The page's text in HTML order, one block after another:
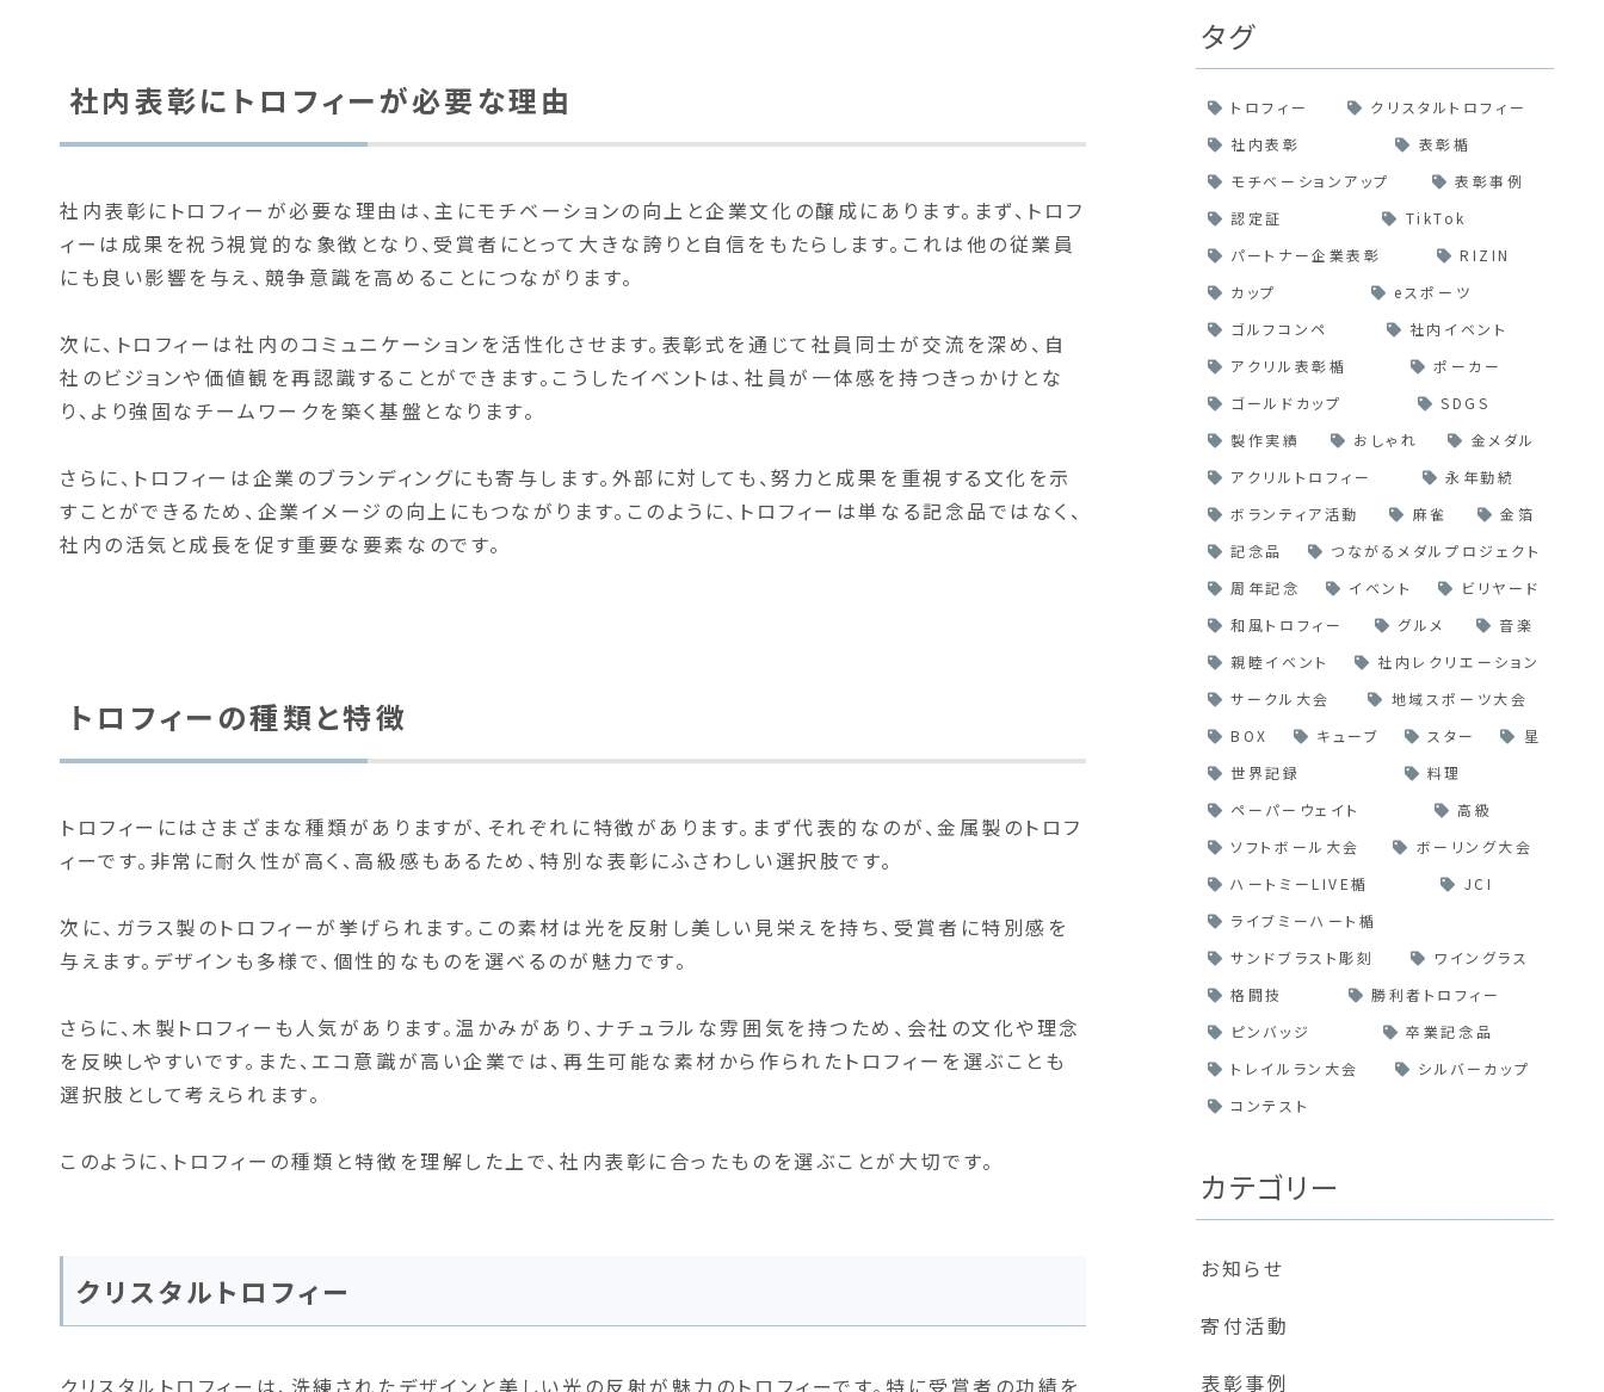
社内表彰にトロフィーが必要な理由
社内表彰にトロフィーが必要な理由は、主にモチベーションの向上と企業文化の醸成にあります。まず、トロフ
ィーは成果を祝う視覚的な象徴となり、受賞者にとって大きな誇りと自信をもたらします。これは他の従業員
にも良い影響を与え、競争意識を高めることにつながります。
次に、トロフィーは社内のコミュニケーションを活性化させます。表彰式を通じて社員同士が交流を深め、自
社のビジョンや価値観を再認識することができます。こうしたイベントは、社員が一体感を持つきっかけとな
り、より強固なチームワークを築く基盤となります。
さらに、トロフィーは企業のブランディングにも寄与します。外部に対しても、努力と成果を重視する文化を示
すことができるため、企業イメージの向上にもつながります。このように、トロフィーは単なる記念品ではなく、
社内の活気と成長を促す重要な要素なのです。
トロフィーの種類と特徴
トロフィーにはさまざまな種類がありますが、それぞれに特徴があります。まず代表的なのが、金属製のトロフ
ィーです。非常に耐久性が高く、高級感もあるため、特別な表彰にふさわしい選択肢です。
次に、ガラス製のトロフィーが挙げられます。この素材は光を反射し美しい見栄えを持ち、受賞者に特別感を
与えます。デザインも多様で、個性的なものを選べるのが魅力です。
さらに、木製トロフィーも人気があります。温かみがあり、ナチュラルな雰囲気を持つため、会社の文化や理念
を反映しやすいです。また、エコ意識が高い企業では、再生可能な素材から作られたトロフィーを選ぶことも
選択肢として考えられます。
このように、トロフィーの種類と特徴を理解した上で、社内表彰に合ったものを選ぶことが大切です。
クリスタルトロフィー
クリスタルトロフィーは、洗練されたデザインと美しい光の反射が魅力のトロフィーです。特に受賞者の功績を
タグ
トロフィー
クリスタルトロフィー
社内表彰
表彰楯
モチベーションアップ
表彰事例
認定証
TikTok
パートナー企業表彰
RIZIN
カップ
eスポーツ
ゴルフコンペ
社内イベント
アクリル表彰楯
ポーカー
ゴールドカップ
SDGS
製作実績
おしゃれ
金メダル
アクリルトロフィー
永年勤続
ボランティア活動
麻雀
金箔
記念品
つながるメダルプロジェクト
周年記念
イベント
ビリヤード
和風トロフィー
グルメ
音楽
親睦イベント
社内レクリエーション
サークル大会
地域スポーツ大会
BOX
キューブ スター
星
世界記録
料理
ペーパーウェイト
高級
ソフトボール大会
ボーリング大会
ハートミーLIVE楯
JCI
ライブミーハート楯
サンドブラスト彫刻
ワイングラス
格闘技
勝利者トロフィー
ピンバッジ
卒業記念品
トレイルラン大会
シルバーカップ
コンテスト
カテゴリー
お知らせ
寄付活動
表彰事例